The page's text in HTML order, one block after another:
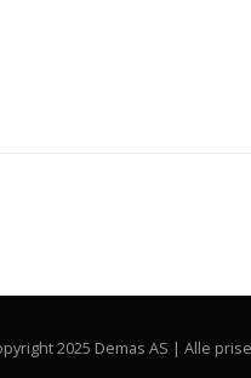
2025 Demas AS | Alle